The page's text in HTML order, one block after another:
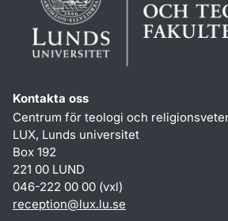
Kontakta oss
Centrum för teologi och
LUX, Lunds universitet
Box 192
221 00 LUND
046-222 00 00 (vxl)
reception@lux.lu.se